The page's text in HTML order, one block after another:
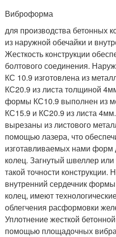
Виброформа
для производства бетонных
из наружной обечайки и
Жесткость конструкции
болтового соединения.
КС 10.9 изготовлена из
КС20.9 из листа толщиной
формы КС10.9 выполнен из
КС15.9 и КС20.9 из листа
вырезаны из листового
помощью лазера, что
изготавливаемых нами форм
колец. Загнутый швеллер
такой точности конструкции.
внутренний сердечник
колец, имеют
облегчения расформовки
Уплотнение жесткой
помощью площадочных